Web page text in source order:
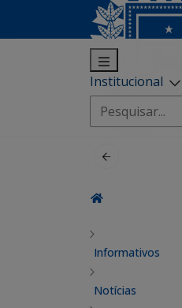
Institucional
Pesquisar
por:
Informativos
Notícias